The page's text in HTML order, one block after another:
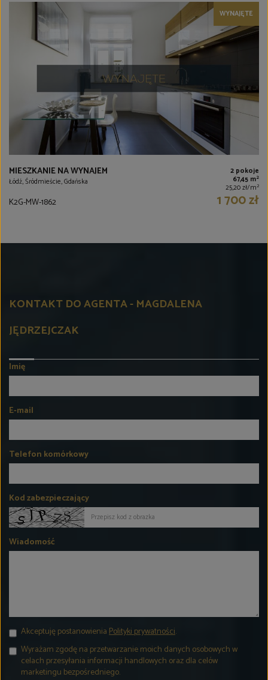
WYNAJĘTE
MIESZKANIE NA WYNAJEM
Łódź, Śródmieście, Gdańska
2 pokoje
67,45 m2
25,20 zł/m2
K2G-MW-1862 1 700 zł
KONTAKT DO AGENTA - MAGDALENA
JĘDRZEJCZAK
Imię
E-mail
Telefon komórkowy
Kod zabezpieczający
Wiadomość
Akceptuję postanowieniaPolityki prywatności.
Wyrażam zgodę na przetwarzanie moich danych osobowych w
celach przesyłania informacji handlowych oraz dla celów
marketingu bezpośredniego.